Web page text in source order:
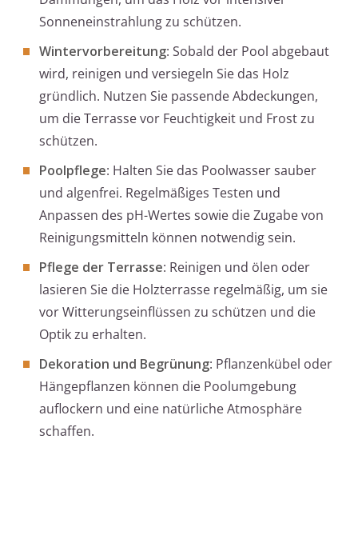
Sonneneinstrahlung zu schützen.
Wintervorbereitung: Sobald der Pool abgebaut
wird, reinigen und versiegeln Sie das Holz
gründlich. Nutzen Sie passende Abdeckungen,
um die Terrasse vor Feuchtigkeit und Frost zu
schützen.
Poolpflege: Halten Sie das Poolwasser sauber
und algenfrei. Regelmäßiges Testen und
Anpassen des pH-Wertes sowie die Zugabe von
Reinigungsmitteln können notwendig sein.
Pflege der Terrasse: Reinigen und ölen oder
lasieren Sie die Holzterrasse regelmäßig, um sie
vor Witterungseinflüssen zu schützen und die
Optik zu erhalten.
Dekoration und Begrünung: Pflanzenkübel oder
Hängepflanzen können die Poolumgebung
auflockern und eine natürliche Atmosphäre
schaffen.